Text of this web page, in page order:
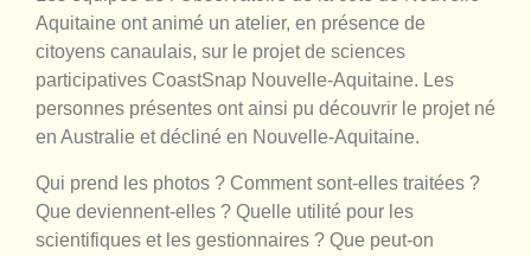
Aquitaine ont animé un atelier, en présence de
citoyens canaulais, sur le projet de sciences
participatives CoastSnap Nouvelle-Aquitaine. Les
personnes présentes ont ainsi pu découvrir le projet né
en Australie et décliné en Nouvelle-Aquitaine.
Qui prend les photos ? Comment sont-elles traitées ?
Que deviennent-elles ? Quelle utilité pour les
scientifiques et les gestionnaires ? Que peut-on